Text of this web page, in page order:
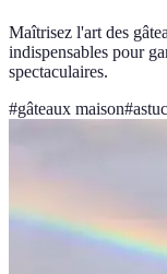
Maîtrisez l'art des
indispensables pour
spectaculaires.
#gâteaux maison#